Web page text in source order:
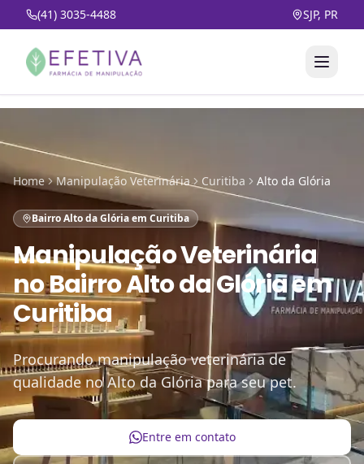
(41) 3035-4488 SJP, PR
Home Manipulação Veterinária Curitiba Alto da Glória
Bairro Alto da Glória em Curitiba
Manipulação Veterinária
noBairro Alto da Glória em
Curitiba
Procurando manipulação veterinária de
qualidade no Alto da Glória para seu pet.
Entre em contato